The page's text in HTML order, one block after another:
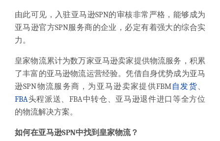
由此可见，入驻亚马逊SPN的审核非常严格，能够成为
亚马逊官方SPN服务商的企业，必定有着强大的综合实
力。
皇家物流累计为数万家亚马逊卖家提供物流服务，积累
了丰富的亚马逊物流运营经验。凭借自身优势成为亚马
逊SPN物流服务商，为亚马逊卖家提供FBM自发货、
FBA头程派送、FBA中转仓、亚马逊退件进口等全方位
的物流解决方案。
如何在亚马逊SPN中找到皇家物流？